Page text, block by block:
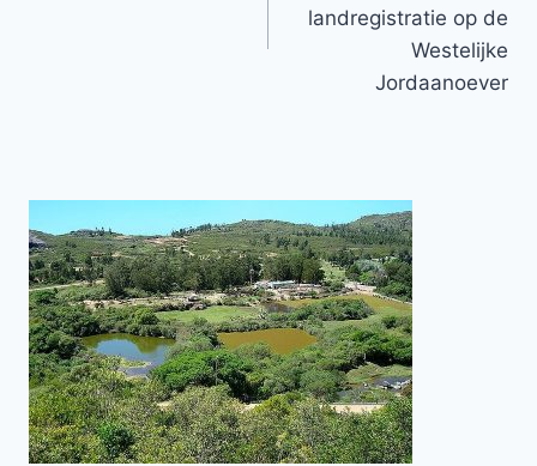
landregistratie op de
Westelijke
Jordaanoever